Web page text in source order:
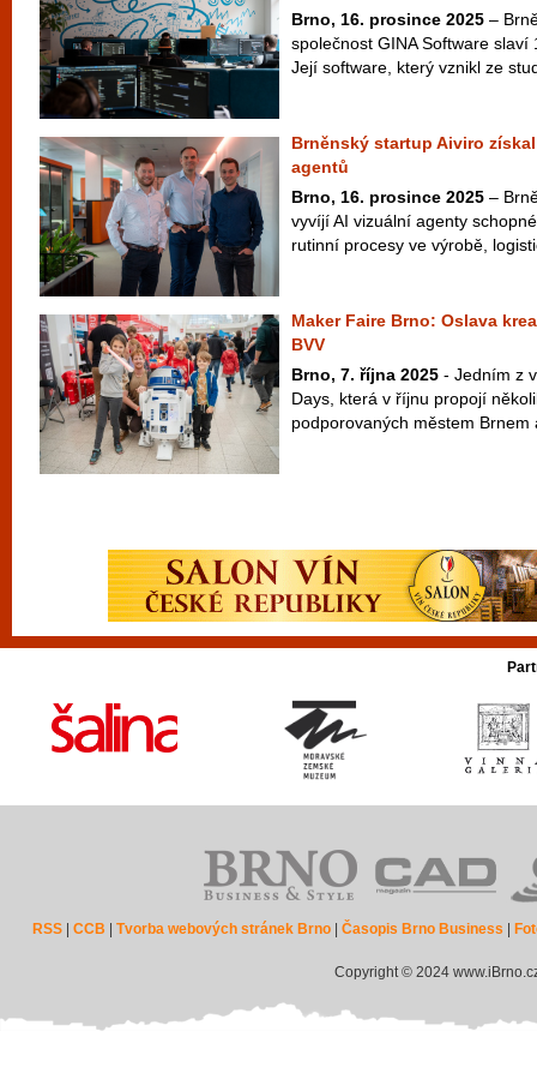
Brno, 16. prosince 2025 –
společnost GINA Software
Její software, který vznikl ze
Brněnský startup Aiviro
agentů
Brno, 16. prosince 2025 –
vyvíjí AI vizuální agenty
rutinní procesy ve výrobě,
Maker Faire Brno: Oslava
BVV
Brno, 7. října 2025 - Jedním z
Days, která v říjnu propojí
podporovaných městem Brnem
RSS |CCB |Tvorba webových stránek Brno |Časopis Brno Business
Copyright © 2024